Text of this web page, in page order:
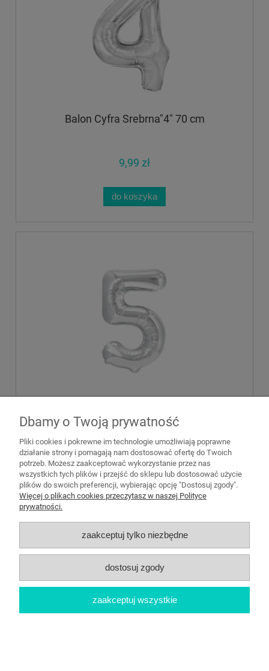
Balon Cyfra Srebrna"4" 70 cm
9,99 zł
do koszyka
9,99 zł
do koszyka
Dbamy o Twoją prywatność
Pliki cookies i pokrewne im technologie umożliwiają poprawne
działanie strony i pomagają nam dostosować ofertę do Twoich
potrzeb. Możesz zaakceptować wykorzystanie przez nas
wszystkich tych plików i przejść do sklepu lub dostosować użycie
plików do swoich preferencji, wybierając opcję "Dostosuj zgody".
Więcej o plikach cookies przeczytasz w naszej Polityce
prywatności.
zaakceptuj tylko niezbędne
dostosuj zgody
zaakceptuj wszystkie